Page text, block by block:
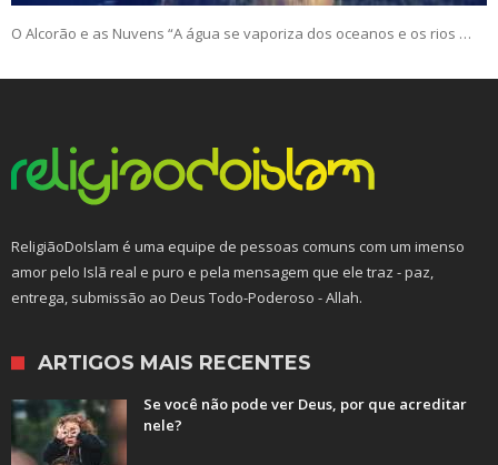
O Alcorão e as Nuvens “A água se vaporiza dos oceanos e os rios …
ReligiãoDoIslam é uma equipe de pessoas comuns com um imenso
amor pelo Islã real e puro e pela mensagem que ele traz - paz,
entrega, submissão ao Deus Todo-Poderoso - Allah.
ARTIGOS MAIS RECENTES
Se você não pode ver Deus, por que acreditar
nele?